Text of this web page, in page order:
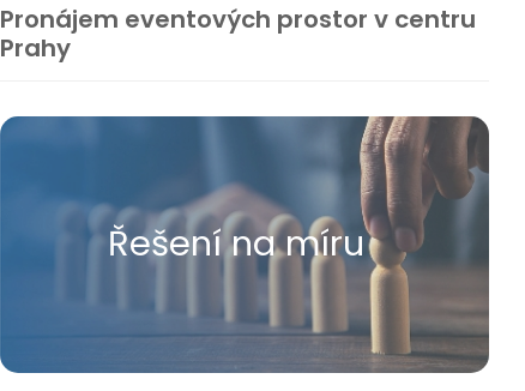
Pronájem eventových prostor v centru
Prahy
Řešení na míru